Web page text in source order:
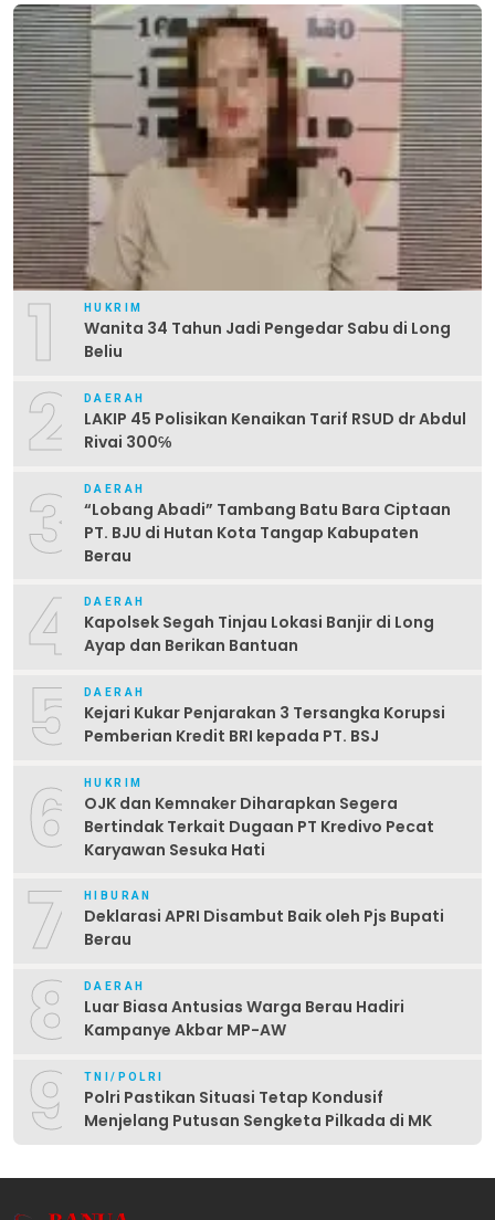
1 HUKRIM
Wanita 34 Tahun Jadi Pengedar Sabu di Long
Beliu
2 DAERAH
LAKIP 45 Polisikan Kenaikan Tarif RSUD dr Abdul
Rivai 300℅
3 DAERAH
“Lobang Abadi” Tambang Batu Bara Ciptaan
PT. BJU di Hutan Kota Tangap Kabupaten
Berau
4 DAERAH
Kapolsek Segah Tinjau Lokasi Banjir di Long
Ayap dan Berikan Bantuan
5 DAERAH
Kejari Kukar Penjarakan 3 Tersangka Korupsi
Pemberian Kredit BRI kepada PT. BSJ
6 HUKRIM
OJK dan Kemnaker Diharapkan Segera
Bertindak Terkait Dugaan PT Kredivo Pecat
Karyawan Sesuka Hati
7 HIBURAN
Deklarasi APRI Disambut Baik oleh Pjs Bupati
Berau
8 DAERAH
Luar Biasa Antusias Warga Berau Hadiri
Kampanye Akbar MP-AW
9 TNI/POLRI
Polri Pastikan Situasi Tetap Kondusif
Menjelang Putusan Sengketa Pilkada di MK